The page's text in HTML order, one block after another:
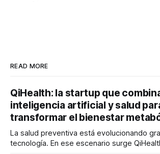
READ MORE
QiHealth: la startup que
inteligencia artificial y salud
transformar el bienestar
La salud preventiva está evolucionando
tecnología. En ese escenario surge